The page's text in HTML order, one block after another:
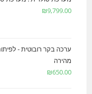
₪9,799.00
ערכה בקר רובוטית -
מהירה
₪650.00